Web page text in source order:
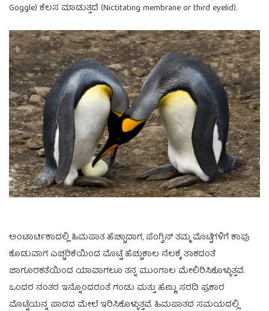
Goggle) ಕೆಲಸ ಮಾಡುತ್ತದೆ (Nictitating membrane or third eyelid).
ಅಂಟಾರ್ಟಿಕಾದಲ್ಲಿ ಹಿಮಪಾತ ಹೆಚ್ಚಾದಾಗ, ಪೆಂಗ್ವಿನ್ ತಮ್ಮ ಮೊಟ್ಟೆಗಳಿಗೆ ಕಾವು
ಕೊಡುವಾಗ ಎಚ್ಚರಿಕೆಯಿಂದ ಮೊಟ್ಟೆ ಹೆಚ್ಚುಕಾಲ ನೆಲಕ್ಕೆ ತಾಕದಂತೆ
ಜಾಗೂರಕತೆಯಿಂದ ಯಾವಾಗಲೂ ತನ್ನ ಮುಂಗಾಲ ಮೇಲಿರಿಸಿಕೊಳ್ಳುತ್ತವೆ.
ಒಂದರ ನಂತರ ಇನ್ನೊಂದರಂತೆ ಗಂಡು ಮತ್ತು ಹೆಣ್ಣು ಸರದಿ ಪ್ರಕಾರ
ಮೊಟ್ಟೆಯನ್ನ ಪಾದದ ಮೇಲೆ ಇರಿಸಿಕೊಳ್ಳುತ್ತವೆ. ಹಿಮಪಾತದ ಸಮಯದಲ್ಲಿ